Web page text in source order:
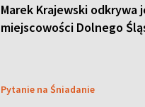
Marek Krajewski odkrywa
miejscowości Dolnego
Pytanie na Śniadanie